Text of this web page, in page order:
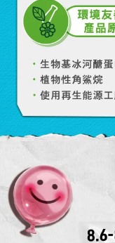
環境
產品
活動Catch